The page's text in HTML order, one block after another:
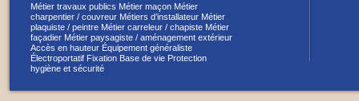
Métier travaux publics Métier maçon Métier
charpentier / couvreur Métiers d’installateur Métier
plaquiste / peintre Métier carreleur / chapiste Métier
façadier Métier paysagiste / aménagement extérieur
Accès en hauteur Équipement généraliste
Électroportatif Fixation Base de vie Protection
hygiène et sécurité